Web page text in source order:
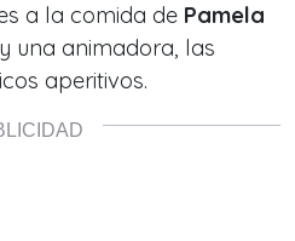
a la comida de Pamela
una animadora, las
aperitivos.